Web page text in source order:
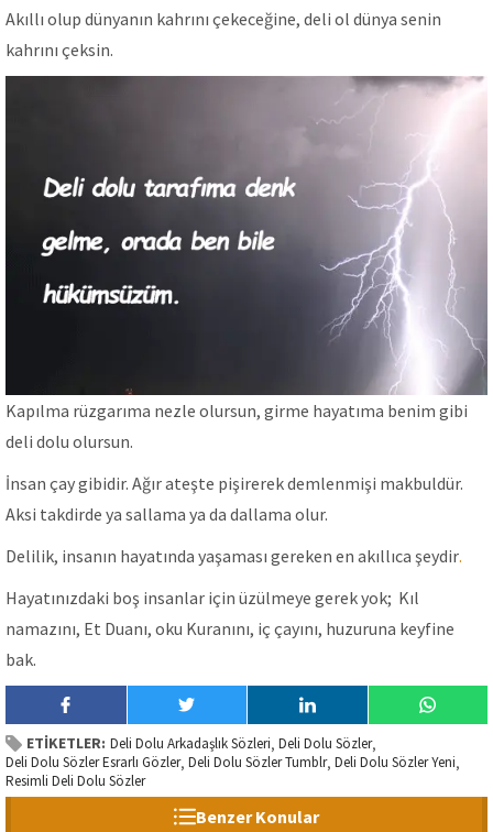
Akıllı olup dünyanın kahrını çekeceğine, deli ol dünya senin
kahrını çeksin.
Kapılma rüzgarıma nezle olursun, girme hayatıma benim gibi
deli dolu olursun.
İnsan çay gibidir. Ağır ateşte pişirerek demlenmişi makbuldür.
Aksi takdirde ya sallama ya da dallama olur.
Delilik, insanın hayatında yaşaması gereken en akıllıca şeydir.
Hayatınızdaki boş insanlar için üzülmeye gerek yok; Kıl
namazını, Et Duanı, oku Kuranını, iç çayını, huzuruna keyfine
bak.
ETİKETLER: Deli Dolu Arkadaşlık Sözleri, Deli Dolu Sözler,
Deli Dolu Sözler Esrarlı Gözler, Deli Dolu Sözler Tumblr, Deli Dolu Sözler Yeni,
Resimli Deli Dolu Sözler
Benzer Konular